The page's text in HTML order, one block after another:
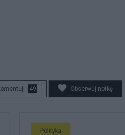
49 Obserwuj notkę
Polityka